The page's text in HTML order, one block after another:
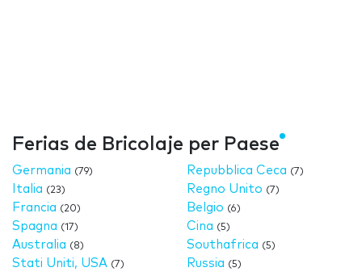
Ferias de Bricolaje per Paese
Germania (79)
Italia (23)
Francia (20)
Spagna (17)
Australia (8)
Stati Uniti, USA (7)
Repubblica Ceca (7)
Regno Unito (7)
Belgio (6)
Cina (5)
Southafrica (5)
Russia (5)